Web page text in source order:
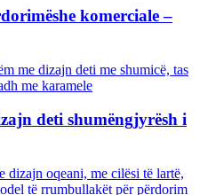
komerciale –
deti shumëngjyrësh i